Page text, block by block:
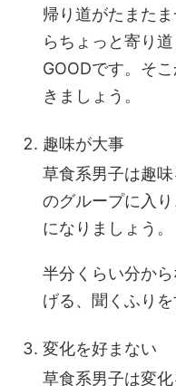
帰り道がたまた
らちょっと寄り
GOODです。そ
きましょう。
趣味が大事
草食系男子は趣
のグループに入
になりましょう。
半分くらい分か
げる、聞くふりを
変化を好まない
草食系男子は変化